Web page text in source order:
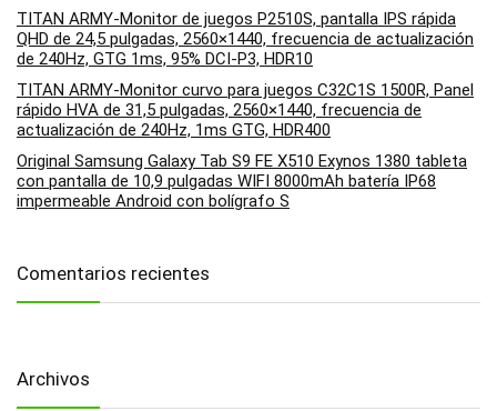
TITAN ARMY-Monitor de juegos P2510S, pantalla IPS rápida
QHD de 24,5 pulgadas, 2560×1440, frecuencia de actualización
de 240Hz, GTG 1ms, 95% DCI-P3, HDR10
TITAN ARMY-Monitor curvo para juegos C32C1S 1500R, Panel
rápido HVA de 31,5 pulgadas, 2560×1440, frecuencia de
actualización de 240Hz, 1ms GTG, HDR400
Original Samsung Galaxy Tab S9 FE X510 Exynos 1380 tableta
con pantalla de 10,9 pulgadas WIFI 8000mAh batería IP68
impermeable Android con bolígrafo S
Comentarios recientes
Archivos